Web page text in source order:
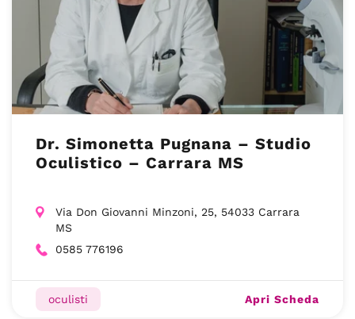
Dr. Simonetta Pugnana – Studio
Oculistico – Carrara MS
Via Don Giovanni Minzoni, 25, 54033 Carrara
MS
0585 776196
oculisti Apri Scheda